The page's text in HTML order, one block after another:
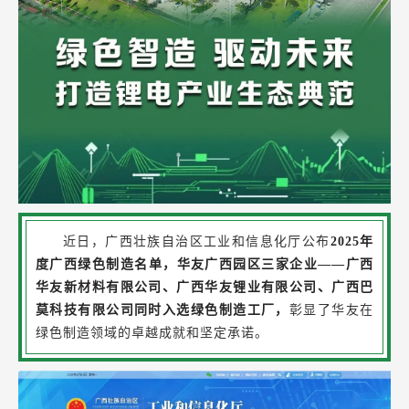
近日，广西壮族自治区工业和信息化厅公布2025年
度广西绿色制造名单，华友广西园区三家企业——广西
华友新材料有限公司、广西华友锂业有限公司、广西巴
莫科技有限公司同时入选绿色制造工厂， 彰显了华友在
绿色制造领域的卓越成就和坚定承诺。